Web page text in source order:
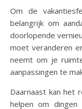
Om de
belangrijk om
doorlopende
moet veranderen
neemt om je
aanpassingen te
Daarnaast kan het
helpen om